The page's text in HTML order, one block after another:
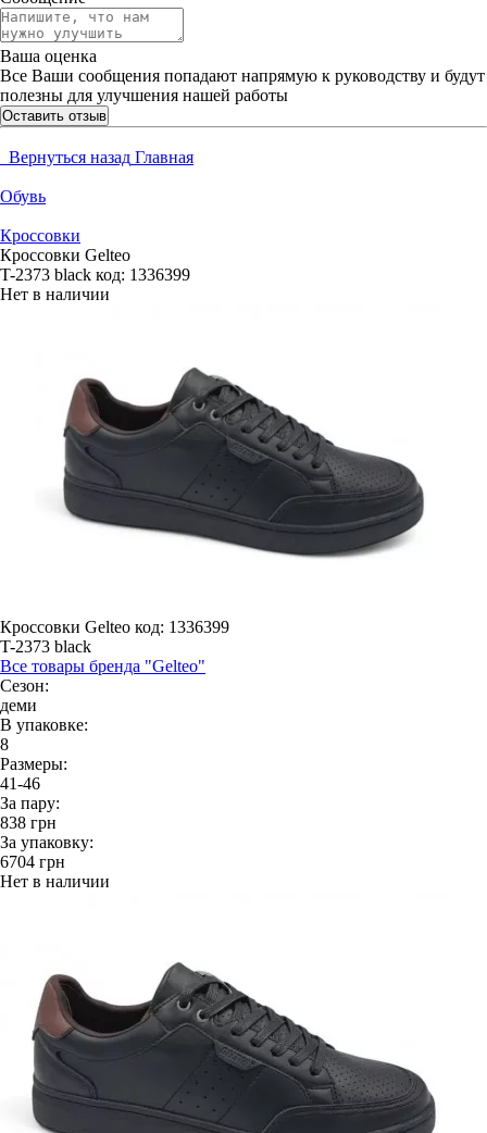
Ваша оценка
Все Ваши сообщения попадают напрямую к руководству и будут
полезны для улучшения нашей работы
Оставить отзыв
Вернуться назад Главная
Обувь
Кроссовки
Кроссовки Gelteo
T-2373 black код: 1336399
Нет в наличии
Кроссовки Gelteo код: 1336399
T-2373 black
Все товары бренда "Gelteo"
Сезон:
деми
В упаковке:
8
Размеры:
41-46
За пару:
838 грн
За упаковку:
6704 грн
Нет в наличии